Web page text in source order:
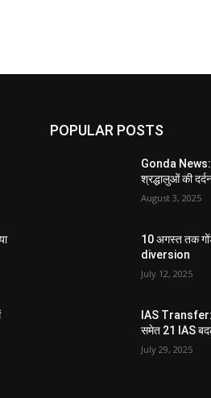
POPULAR POSTS
Gonda News:
श्रद्धालुओं की
August 3, 2025
10 अगस्त तक
diversion
July 12, 2025
IAS Transfer:
समेत 21 IAS
July 29, 2025